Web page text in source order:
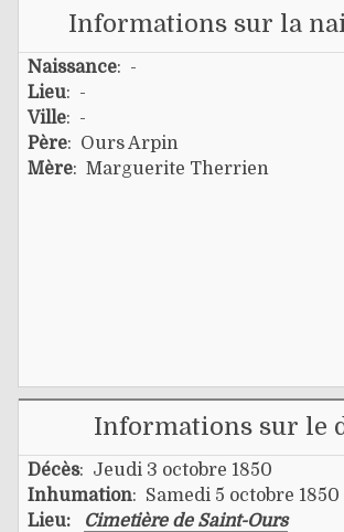
Informations sur la
Naissance: -
Lieu: -
Ville: -
Père: Ours Arpin
Mère: Marguerite Therrien
Informations sur le
Décès: Jeudi 3 octobre 1850
Inhumation: Samedi 5 octobre 1850
Lieu:
Cimetière de Saint-Ours